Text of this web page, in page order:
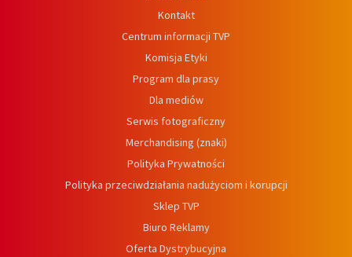
Kontakt
Centrum informacji TVP
Komisja Etyki
Program dla prasy
Dla mediów
Serwis fotograficzny
Merchandising (znaki)
Polityka Prywatności
Polityka przeciwdziałania nadużyciom i korupcji
Sklep TVP
Biuro Reklamy
Oferta Dystrybucyjna